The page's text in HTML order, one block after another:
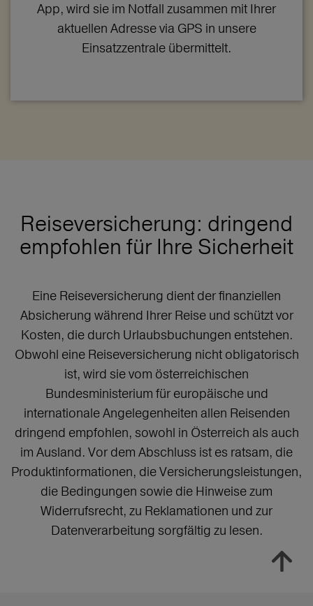
App, wird sie im Notfall zusammen mit Ihrer
aktuellen Adresse via GPS in unsere
Einsatzzentrale übermittelt.
Reiseversicherung: dringend
empfohlen für Ihre Sicherheit
Eine Reiseversicherung dient der finanziellen
Absicherung während Ihrer Reise und schützt vor
Kosten, die durch Urlaubsbuchungen entstehen.
Obwohl eine Reiseversicherung nicht obligatorisch
ist, wird sie vom österreichischen
Bundesministerium für europäische und
internationale Angelegenheiten allen Reisenden
dringend empfohlen, sowohl in Österreich als auch
im Ausland. Vor dem Abschluss ist es ratsam, die
Produktinformationen, die Versicherungsleistungen,
die Bedingungen sowie die Hinweise zum
Widerrufsrecht, zu Reklamationen und zur
Datenverarbeitung sorgfältig zu lesen.